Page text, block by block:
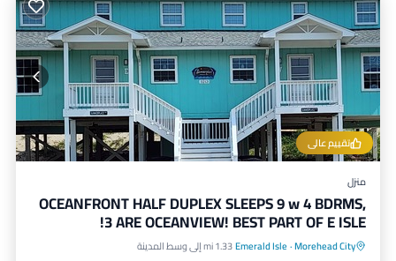
تقييم عالي
منزل
OCEANFRONT HALF DUPLEX SLEEPS 9 w 4 BDRMS,
3 ARE OCEANVIEW! BEST PART OF E ISLE!
Morehead City
·
Emerald Isle1.33 mi إلى وسط المدينة
مواجه للمحيط
موقف سيارات